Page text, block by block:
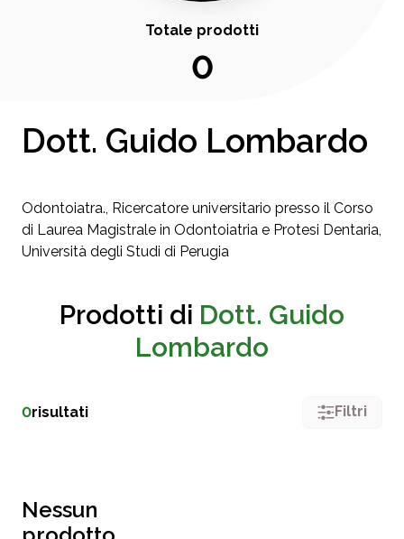
Totale prodotti
0
Dott. Guido Lombardo
Odontoiatra., Ricercatore universitario presso il Corso
di Laurea Magistrale in Odontoiatria e Protesi Dentaria,
Università degli Studi di Perugia
Prodotti di Dott. Guido
Lombardo
0risultati Filtri
Nessun